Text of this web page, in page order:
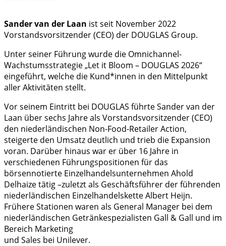
Sander van der Laan ist seit November 2022
Vorstandsvorsitzender (CEO) der DOUGLAS Group.
Unter seiner Führung wurde die Omnichannel-
Wachstumsstrategie „Let it Bloom – DOUGLAS 2026“
eingeführt, welche die Kund*innen in den Mittelpunkt
aller Aktivitäten stellt.
Vor seinem Eintritt bei DOUGLAS führte Sander van der
Laan über sechs Jahre als Vorstandsvorsitzender (CEO)
den niederländischen Non-Food-Retailer Action,
steigerte den Umsatz deutlich und trieb die Expansion
voran. Darüber hinaus war er über 16 Jahre in
verschiedenen Führungspositionen für das
börsennotierte Einzelhandelsunternehmen Ahold
Delhaize tätig –zuletzt als Geschäftsführer der führenden
niederländischen Einzelhandelskette Albert Heijn.
Frühere Stationen waren als General Manager bei dem
niederländischen Getränkespezialisten Gall & Gall und im
Bereich Marketing
und Sales bei Unilever.